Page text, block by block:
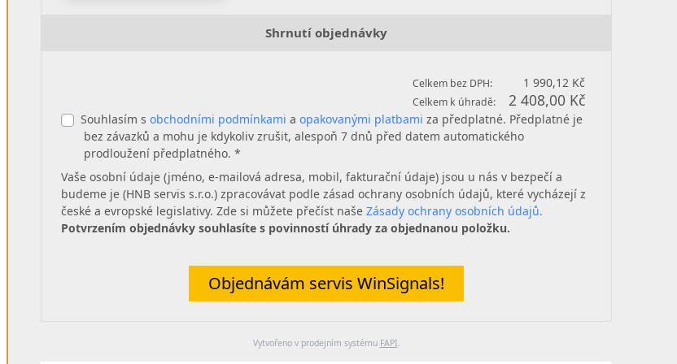
Shrnutí objednávky
Celkem bez DPH: 1 990,12 Kč
Celkem k úhradě: 2 408,00 Kč
Souhlasím s obchodními podmínkami a opakovanými platbami za předplatné. Předplatné je
bez závazků a mohu je kdykoliv zrušit, alespoň 7 dnů před datem automatického
prodloužení předplatného. *
Vaše osobní údaje (jméno, e-mailová adresa, mobil, fakturační údaje) jsou u nás v bezpečí a
budeme je (HNB servis s.r.o.) zpracovávat podle zásad ochrany osobních údajů, které vycházejí z
české a evropské legislativy. Zde si můžete přečíst naše Zásady ochrany osobních údajů.
Potvrzením objednávky souhlasíte s povinností úhrady za objednanou položku.
Objednávám servis WinSignals!
Vytvořeno v prodejním systému FAPI.